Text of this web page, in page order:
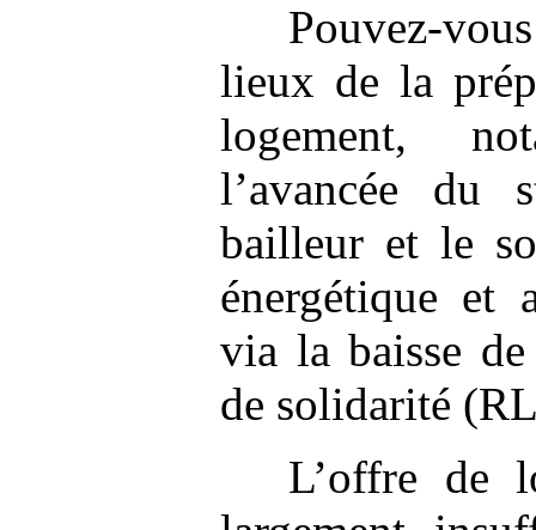
Pouvez-
lieux de la
logement,
l’avancée du
bailleur et le
énergétique et
via la baisse
de solidarité
L’offre de